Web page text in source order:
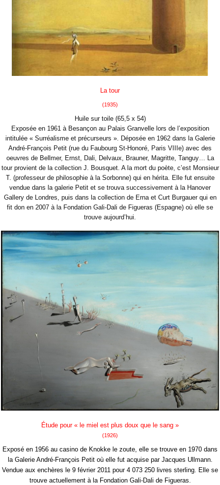
La tour
(1935)
Huile sur toile (65,5 x 54)
Exposée en 1961 à Besançon au Palais Granvelle lors de l’exposition
intitulée « Surréalisme et précurseurs ». Déposée en 1962 dans la Galerie
André-François Petit (rue du Faubourg St-Honoré, Paris VIIIe) avec des
oeuvres de Bellmer, Ernst, Dali, Delvaux, Brauner, Magritte, Tanguy…
La
tour provient de la collection J. Bousquet. A la mort du poète, c’est Monsieur
T. (professeur de philosophie à la Sorbonne) qui en hérita. Elle fut ensuite
vendue dans la galerie Petit et se trouva successivement à la Hanover
Gallery de Londres, puis dans la collection de Erna et Curt Burgauer qui en
fit don en 2007 à la Fondation Gali-Dali de Figueras (Espagne) où elle se
trouve aujourd’hui.
Étude pour « le miel est plus doux que le sang »
(1926)
Exposé en 1956 au casino de Knokke le zoute, elle se trouve en 1970 dans
la Galerie André-François Petit où elle fut acquise par Jacques Ullmann.
Vendue aux enchères le 9 février 2011 pour 4 073 250 livres sterling. Elle se
trouve actuellement à la Fondation Gali-Dali de Figueras.